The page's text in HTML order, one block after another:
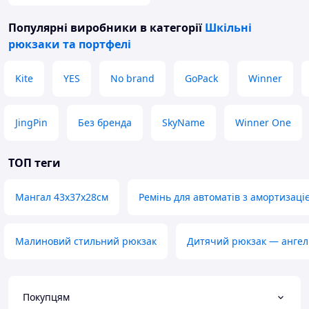
Популярні виробники в категорії Шкільні
рюкзаки та портфелі
Kite YES No brand GoPack Winner
JingPin Без бренда SkyName Winner One
ТОП теги
Мангал 43х37х28см Ремінь для автоматів з
Малиновий стильний рюкзак Дитячий рюкзак — ангел
Покупцям